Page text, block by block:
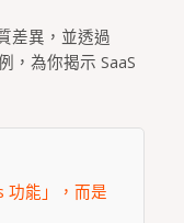
差異，並透過
，為你揭示 SaaS
功能」，而是